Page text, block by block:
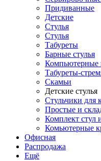
Придиванные
Детские
Стулья
Стулья
Табуреты
Барные стулья
Компьютерные
Табуреты-
Скамьи
Детские стулья
Стульчики для
Простые и
Комплект стул
Комьютерные
Офисная
Распродажа
Eщё